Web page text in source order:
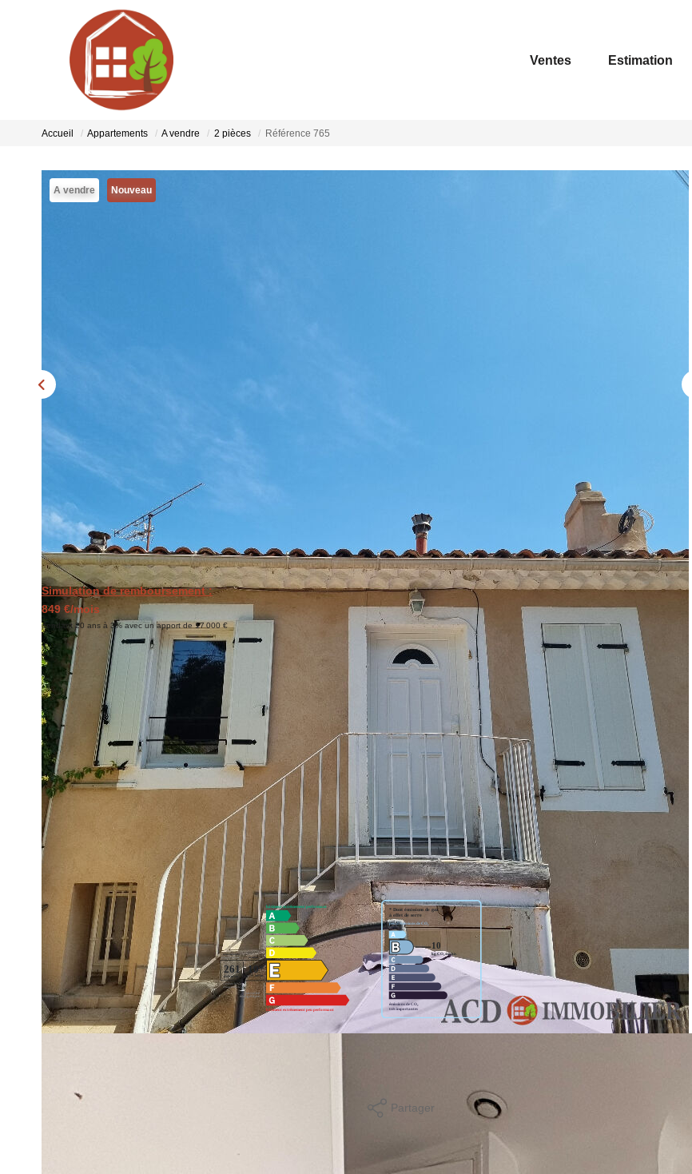
Ventes Estimation
Accueil Appartements A vendre 2 pièces Référence 765
A vendre Nouveau
Simulation de remboursement :
849 €/mois
pendant 20 ans à 3% avec un apport de 17 000 €
Description
Réf : 765
***SOUS OFFRE*** À vendre dans le centre du village de Velaux, proximité commerces et école - 15 min AIX TGV et
Aéroport Marseille Provence- spacieux appartement T2 dans maison de village ,d'une surface habitable de 59 m² composé
d'une entrée, d'une cuisine aménagée, d'un salon/séjour, d'une chambre et d'une salle d'eau avec WC.
Copropriété de 5 lots. Libre de tout occupant - Travaux à prévoir.
** Honoraires à la charge du vendeur
Diagnostics énergétiques
Partager